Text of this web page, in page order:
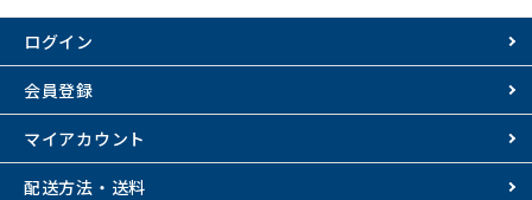
ログイン
会員登録
マイアカウント
配送方法・送料